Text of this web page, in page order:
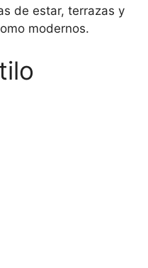
de estar, terrazas y
modernos.